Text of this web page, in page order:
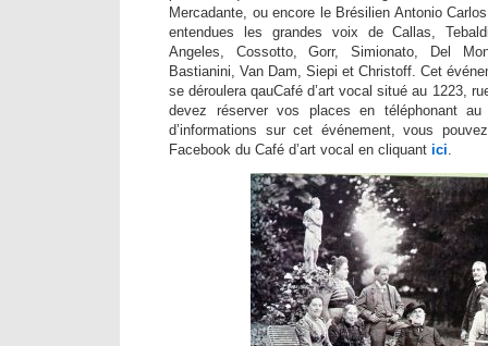
Mercadante, ou encore le Brésilien Antonio
entendues les grandes voix de Callas,
Angeles, Cossotto, Gorr, Simionato, Del
Bastianini, Van Dam, Siepi et Christoff. Cet
se déroulera qauCafé d’art vocal situé au 1223,
devez réserver vos places en téléphonant
d’informations sur cet événement, vous
Facebook du Café d’art vocal en cliquant ici